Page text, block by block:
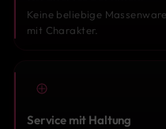
Keine beliebige
mit Charakter.
Service mit Haltung